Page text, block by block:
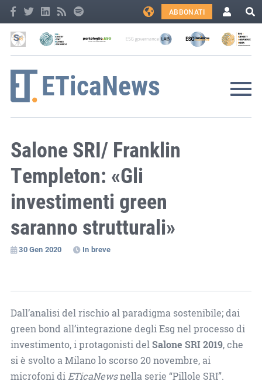
ABBONATI
Salone SRI/ Franklin
Templeton: «Gli
investimenti green
saranno strutturali»
30 Gen 2020 In breve
Dall’analisi del rischio al paradigma sostenibile; dai
green bond all’integrazione degli Esg nel processo di
investimento, i protagonisti delSalone SRI 2019, che
si è svolto a Milano lo scorso 20 novembre, ai
microfoni diETicaNewsnella serie “Pillole SRI”.